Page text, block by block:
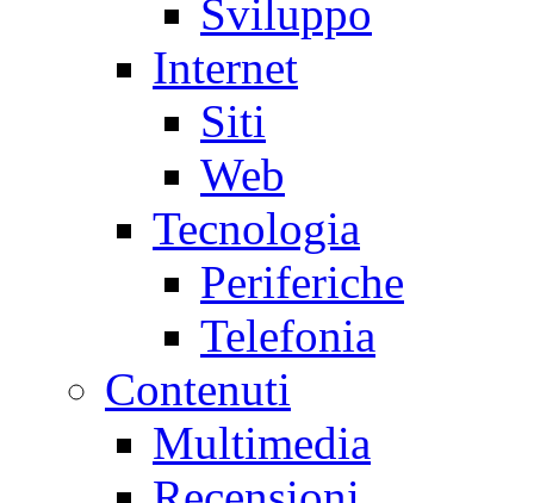
Sviluppo
Internet
Siti
Web
Tecnologia
Periferiche
Telefonia
Contenuti
Multimedia